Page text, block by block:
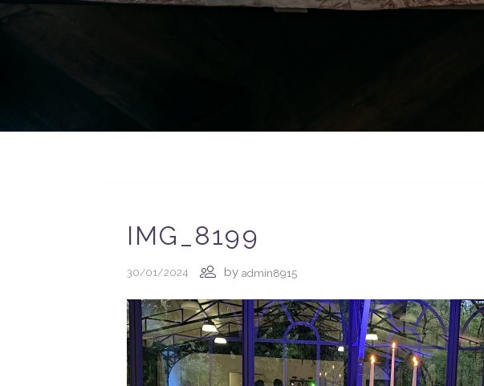
IMG_8199
30/01/2024 by admin8915